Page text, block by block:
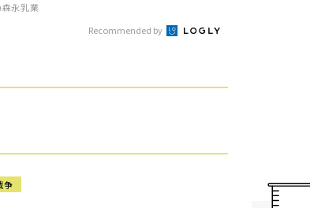
森永乳業
Recommended by
争